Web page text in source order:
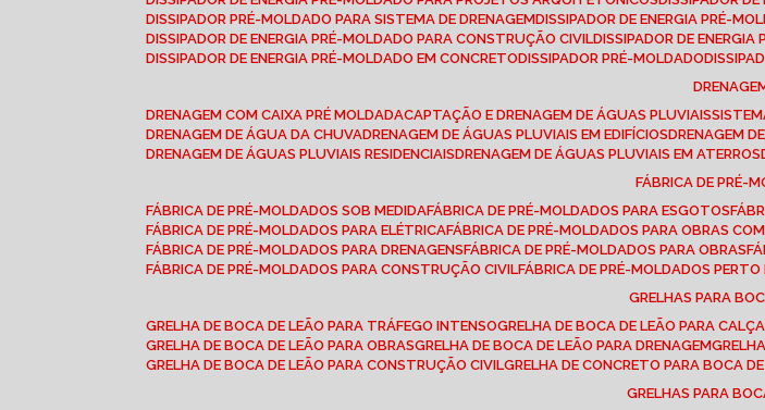
DISSIPADOR PRÉ-MOLDADO PARA SISTEMA DE DRENAGEM DISSIPADOR DE ENERGIA PRÉ-
DISSIPADOR DE ENERGIA PRÉ-MOLDADO PARA CONSTRUÇÃO CIVIL DISSIPADOR DE
DISSIPADOR DE ENERGIA PRÉ-MOLDADO EM CONCRETO DISSIPADOR PRÉ-MOLDADO
DRENAGEM COM CAIXA PRÉ MOLDADA CAPTAÇÃO E DRENAGEM DE ÁGUAS PLUVIAIS
DRENAGEM DE ÁGUA DA CHUVA DRENAGEM DE ÁGUAS PLUVIAIS EM EDIFÍCIOS DRENAGEM
DRENAGEM DE ÁGUAS PLUVIAIS RESIDENCIAIS DRENAGEM DE ÁGUAS PLUVIAIS EM ATERROS
FÁBRICA DE PRÉ-
FÁBRICA DE PRÉ-MOLDADOS SOB MEDIDA FÁBRICA DE PRÉ-MOLDADOS PARA ESGOTOS
FÁBRICA DE PRÉ-MOLDADOS PARA ELÉTRICA FÁBRICA DE PRÉ-MOLDADOS PARA OBRAS
FÁBRICA DE PRÉ-MOLDADOS PARA DRENAGENS FÁBRICA DE PRÉ-MOLDADOS PARA OBRAS
FÁBRICA DE PRÉ-MOLDADOS PARA CONSTRUÇÃO CIVIL FÁBRICA DE PRÉ-MOLDADOS PERTO
GRELHAS PARA
GRELHA DE BOCA DE LEÃO PARA TRÁFEGO INTENSO
GRELHA DE BOCA DE LEÃO PARA
GRELHA DE BOCA DE LEÃO PARA OBRAS
GRELHA DE BOCA DE LEÃO PARA DRENAGEM
GRELHA DE BOCA DE LEÃO PARA CONSTRUÇÃO CIVIL
GRELHA DE CONCRETO PARA BOCA
GRELHAS PARA